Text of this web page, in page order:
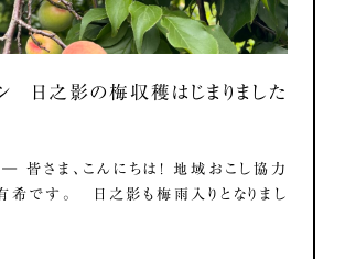
日之影の梅収穫はじまりました
皆さま、こんにちは！ 地域おこし協力
です。 日之影も梅雨入りとなりまし